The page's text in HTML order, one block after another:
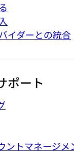
イダーとの統合
ポート
ントマネージメ